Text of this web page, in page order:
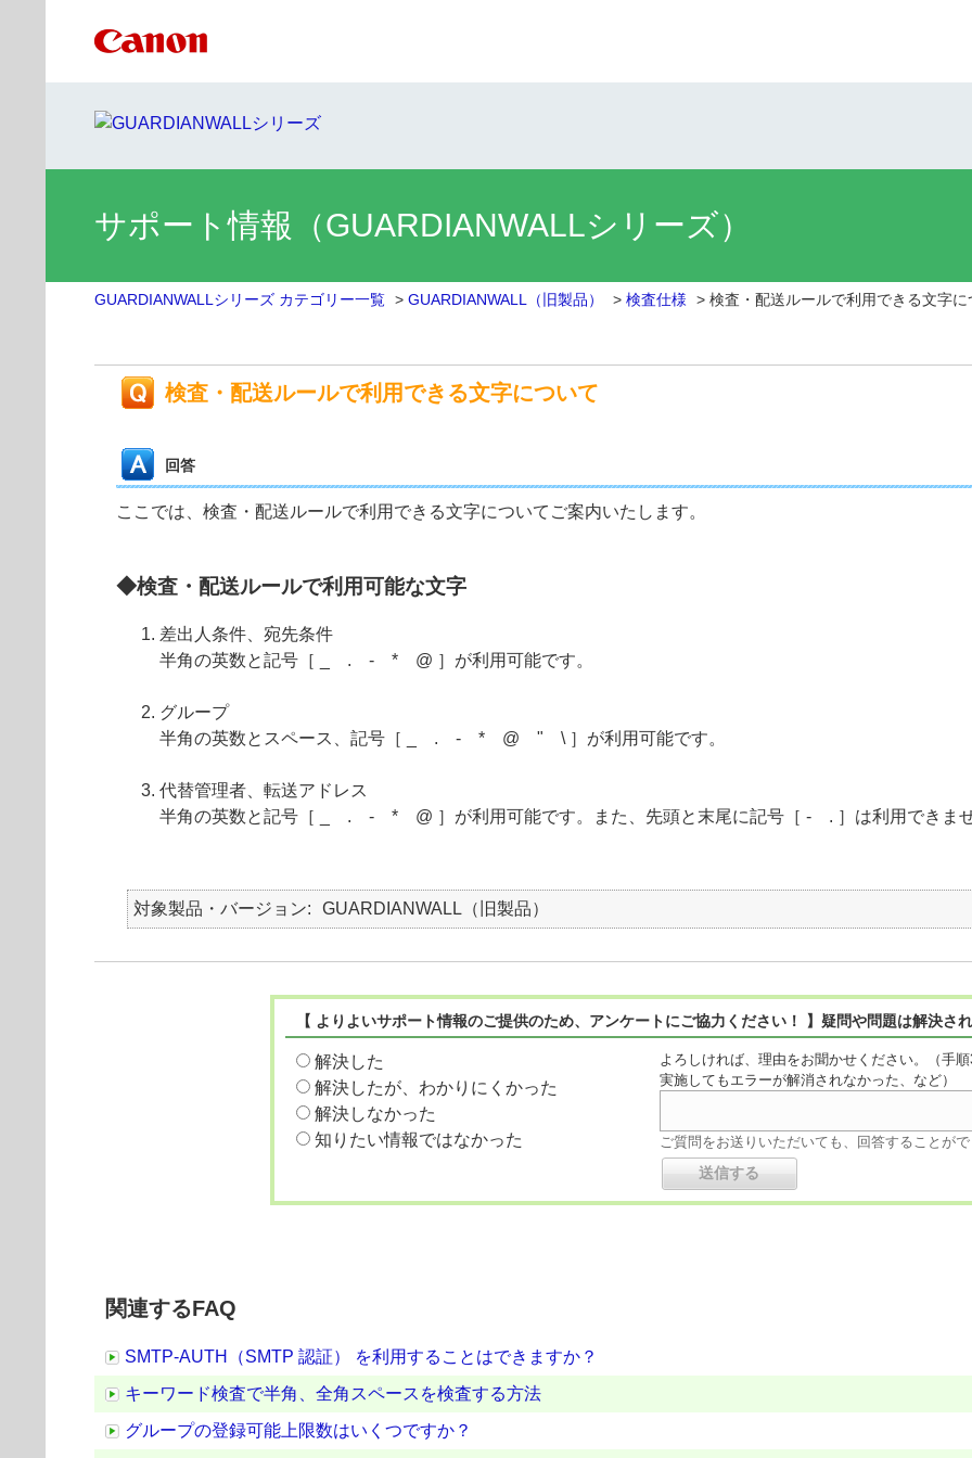
サポート情報（GUARDIANWALLシリーズ）
GUARDIANWALLシリーズ カテゴリー一覧 > GUARDIANWALL（旧製品） > 検査仕様 > 検査・配送ルールで利用できる文字に
検査・配送ルールで利用できる文字について
回答
ここでは、検査・配送ルールで利用できる文字についてご案内いたします。
◆検査・配送ルールで利用可能な文字
差出人条件、宛先条件
半角の英数と記号［ _ . - * @ ］が利用可能です。
グループ
半角の英数とスペース、記号［ _ . - * @ " \ ］が利用可能です。
代替管理者、転送アドレス
半角の英数と記号［ _ . - * @ ］が利用可能です。また、先頭と末尾に記号［ - . ］は利用できま
対象製品・バージョン GUARDIANWALL（旧製品）
【 よりよいサポート情報のご提供のため、アンケートにご協力ください！ 】疑問や問題は解決さ
解決した
解決したが、わかりにくかった
解決しなかった
知りたい情報ではなかった
よろしければ、理由をお聞かせください。（手
実施してもエラーが解消されなかった、など）
ご質問をお送りいただいても、回答することが
関連するFAQ
SMTP-AUTH（SMTP 認証） を利用することはできますか？
キーワード検査で半角、全角スペースを検査する方法
グループの登録可能上限数はいくつですか？